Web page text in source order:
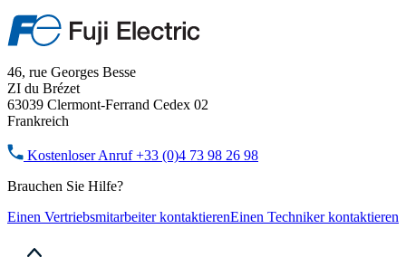
46, rue Georges Besse
ZI du Brézet
63039 Clermont-Ferrand Cedex 02
Frankreich
Kostenloser Anruf+33 (0)4 73 98 26 98
Brauchen Sie Hilfe?
Einen Vertriebsmitarbeiter kontaktierenEinen Techniker kontaktieren